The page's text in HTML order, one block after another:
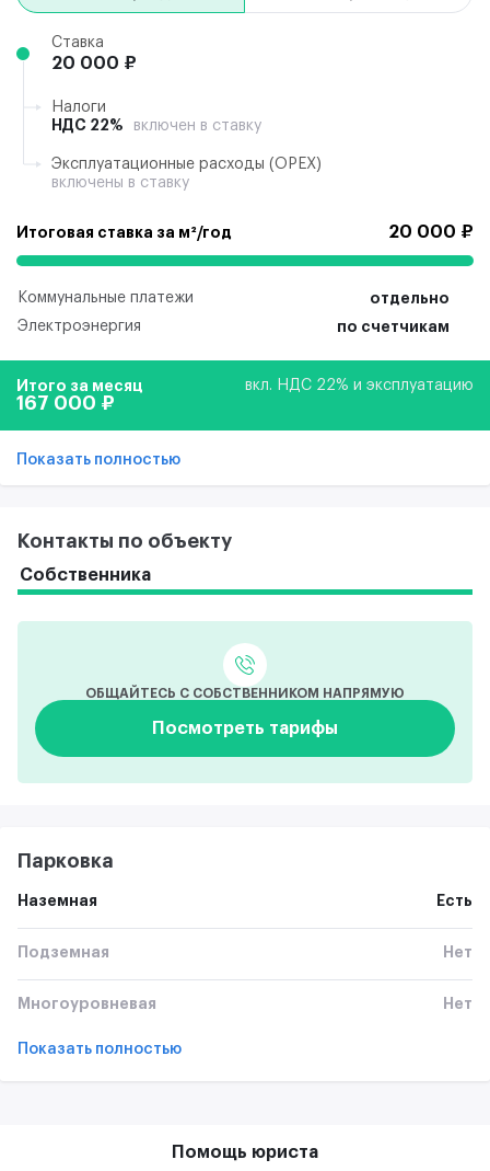
Ставка
20 000 ₽
Налоги
НДС 22%
включен в ставку
Эксплуатационные расходы (ОРЕХ)
включены в ставку
Итоговая ставка за м²/год 20 000 ₽
Коммунальные платежи
отдельно
Электроэнергия
по счетчикам
Итого за месяц вкл. НДС 22% и эксплуатацию
167 000 ₽
Показать полностью
Контакты по объекту
Собственника
ОБЩАЙТЕСЬ С СОБСТВЕННИКОМ НАПРЯМУЮ
Посмотреть тарифы
Парковка
Наземная Есть
Подземная Нет
Многоуровневая Нет
Показать полностью
Помощь юриста